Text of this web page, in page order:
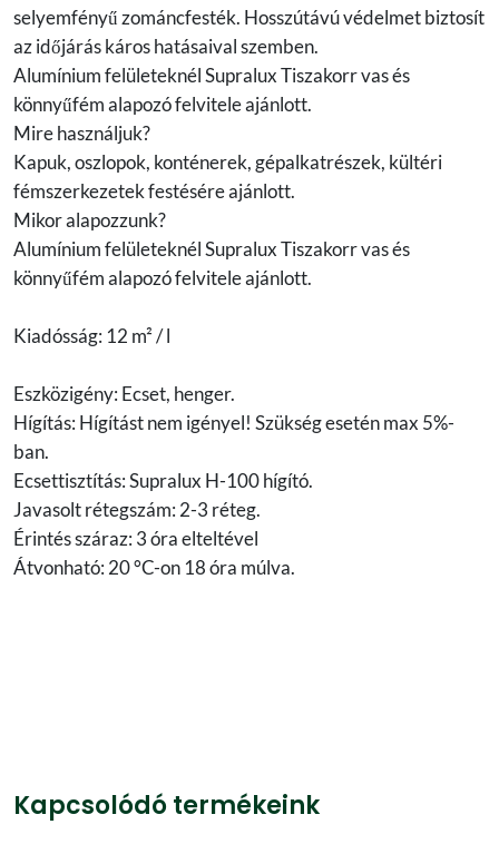
selyemfényű zománcfesték. Hosszútávú védelmet biztosít
az időjárás káros hatásaival szemben.
Alumínium felületeknél Supralux Tiszakorr vas és
könnyűfém alapozó felvitele ajánlott.
Mire használjuk?
Kapuk, oszlopok, konténerek, gépalkatrészek, kültéri
fémszerkezetek festésére ajánlott.
Mikor alapozzunk?
Alumínium felületeknél Supralux Tiszakorr vas és
könnyűfém alapozó felvitele ajánlott.
Kiadósság: 12 m² / l
Eszközigény: Ecset, henger.
Hígítás: Hígítást nem igényel! Szükség esetén max 5%-
ban.
Ecsettisztítás: Supralux H-100 hígító.
Javasolt rétegszám: 2-3 réteg.
Érintés száraz: 3 óra elteltével
Átvonható: 20 °C-on 18 óra múlva.
Kapcsolódó termékeink